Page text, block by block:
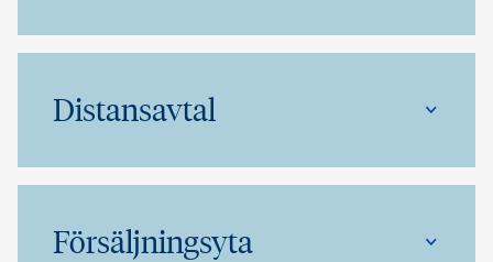
Distansavtal
Försäljningsyta